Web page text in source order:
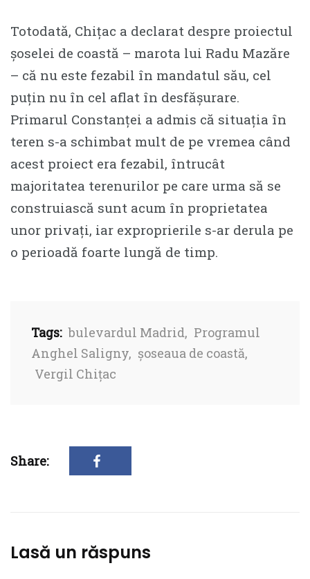
Totodată, Chițac a declarat despre proiectul
șoselei de coastă – marota lui Radu Mazăre
– că nu este fezabil în mandatul său, cel
puțin nu în cel aflat în desfășurare.
Primarul Constanței a admis că situația în
teren s-a schimbat mult de pe vremea când
acest proiect era fezabil, întrucât
majoritatea terenurilor pe care urma să se
construiască sunt acum în proprietatea
unor privați, iar exproprierile s-ar derula pe
o perioadă foarte lungă de timp.
Tags: bulevardul Madrid, Programul
Anghel Saligny, șoseaua de coastă,
Vergil Chițac
Share:
Lasă un răspuns